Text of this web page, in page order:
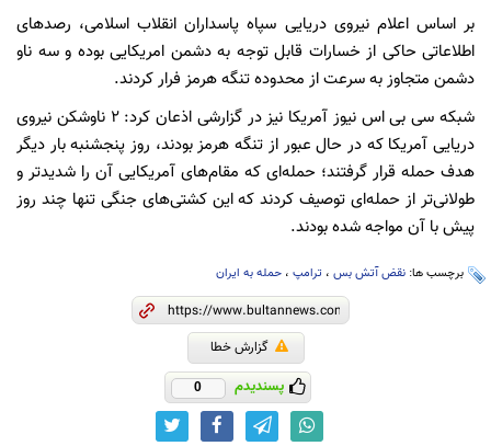
بر اساس اعلام نیروی دریایی سپاه پاسداران انقلاب اسلامی، رصدهای
اطلاعاتی حاکی از خسارات قابل توجه به دشمن امریکایی بوده و سه ناو
دشمن متجاوز به سرعت از محدوده تنگه هرمز فرار کردند.
شبکه سی بی اس نیوز آمریکا نیز در گزارشی اذعان کرد: ۲ ناوشکن نیروی
دریایی آمریکا که در حال عبور از تنگه هرمز بودند، روز پنجشنبه بار دیگر
هدف حمله قرار گرفتند؛ حمله‌ای که مقام‌های آمریکایی آن را شدیدتر و
طولانی‌تر از حمله‌ای توصیف کردند که این کشتی‌های جنگی تنها چند روز
پیش با آن مواجه شده بودند.
برچسب ها: نقض آتش بس ، ترامپ ، حمله به ایران
گزارش خطا
پسندیدم 0